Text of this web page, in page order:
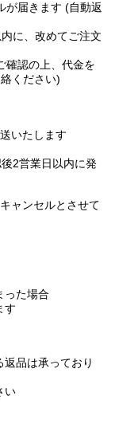
が届きます (自動返
に、改めてご注文
確認の上、代金を
ください)
いたします
2営業日以内に発
ャンセルとさせて
った場合
す
品は承っており
い